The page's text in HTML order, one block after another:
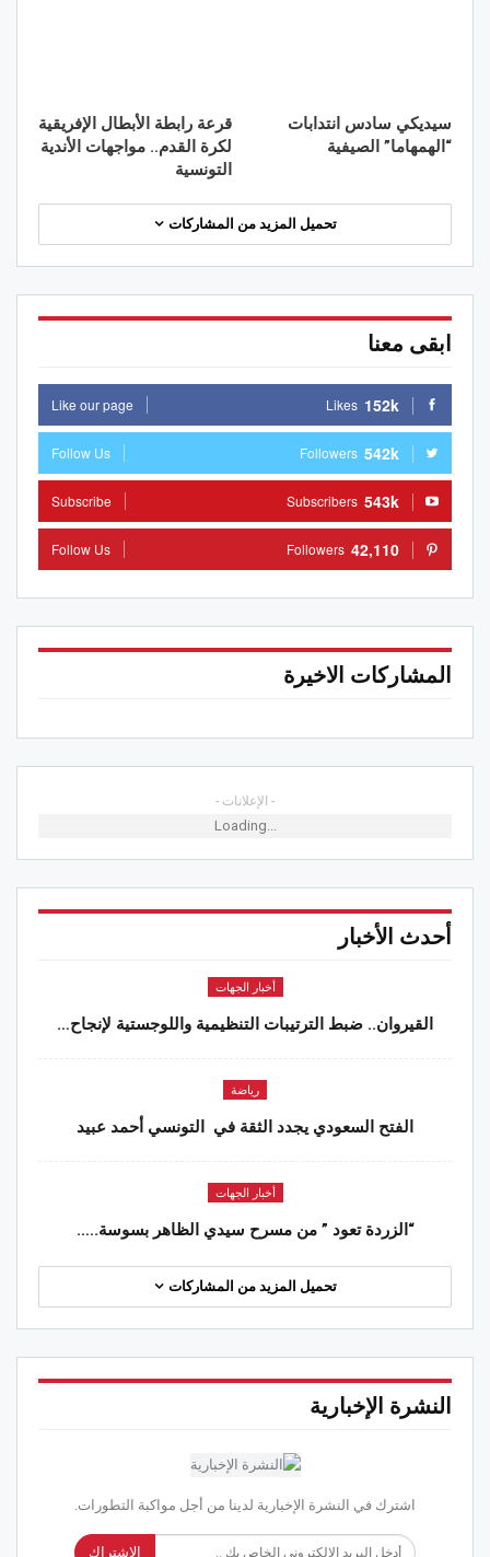
سيديكي سادس انتدابات
“الهمهاما” الصيفية
قرعة رابطة الأبطال الإفريقية
لكرة القدم.. مواجهات الأندية
التونسية
تحميل المزيد من المشاركات
ابقى معنا
152k
Likes
Like our page
542k
Followers
Follow Us
543k
Subscribers
Subscribe
42,110
Followers
Follow Us
المشاركات الاخيرة
- الإعلانات -
Loading...
أحدث الأخبار
أخبار الجهات
القيروان.. ضبط الترتيبات التنظيمية واللوجستية لإنجاح…
رياضة
الفتح السعودي يجدد الثقة في التونسي أحمد عبيد
أخبار الجهات
“الزردة تعود ” من مسرح سيدي الظاهر بسوسة..…
تحميل المزيد من المشاركات
النشرة الإخبارية
اشترك في النشرة الإخبارية لدينا من أجل مواكبة التطورات.
الاشتراك